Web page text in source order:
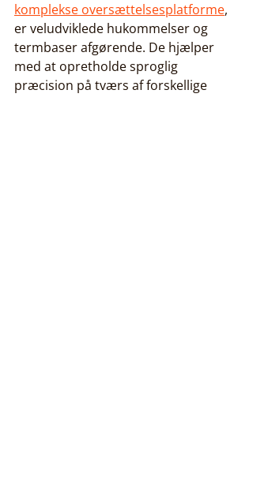
komplekse oversættelsesplatforme,
er veludviklede hukommelser og
termbaser afgørende. De hjælper
med at opretholde sproglig
præcision på tværs af forskellige